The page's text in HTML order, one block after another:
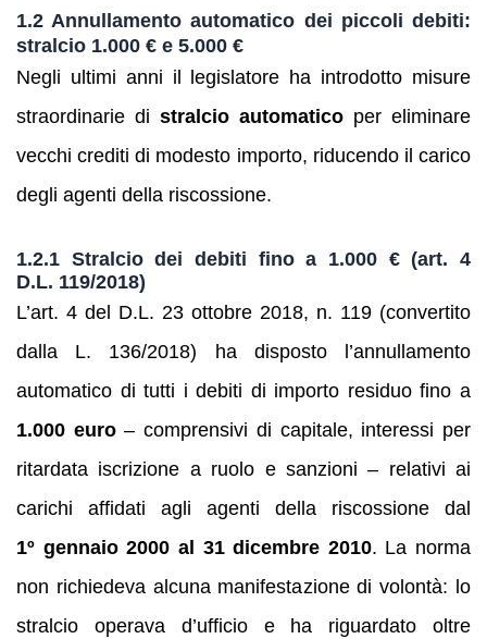
1.2 Annullamento automatico dei piccoli debiti:
stralcio 1.000 € e 5.000 €
Negli ultimi anni il legislatore ha introdotto misure
straordinarie di stralcio automatico per eliminare
vecchi crediti di modesto importo, riducendo il carico
degli agenti della riscossione.
1.2.1 Stralcio dei debiti fino a 1.000 € (art. 4
D.L. 119/2018)
L’art. 4 del D.L. 23 ottobre 2018, n. 119 (convertito
dalla L. 136/2018) ha disposto l’annullamento
automatico di tutti i debiti di importo residuo fino a
1.000 euro– comprensivi di capitale, interessi per
ritardata iscrizione a ruolo e sanzioni – relativi ai
carichi affidati agli agenti della riscossione dal
1º gennaio 2000 al 31 dicembre 2010. La norma
non richiedeva alcuna manifestazione di volontà: lo
stralcio operava d’ufficio e ha riguardato oltre